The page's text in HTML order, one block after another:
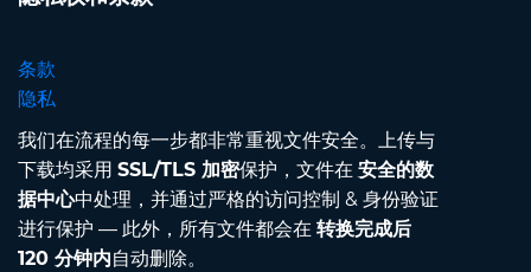
条款
隐私
我们在流程的每一步都非常重视文件安全。上传与
下载均采用 SSL/TLS 加密保护，文件在 安全的数
据中心中处理，并通过严格的访问控制 & 身份验证
进行保护 — 此外，所有文件都会在 转换完成后
120 分钟内自动删除。